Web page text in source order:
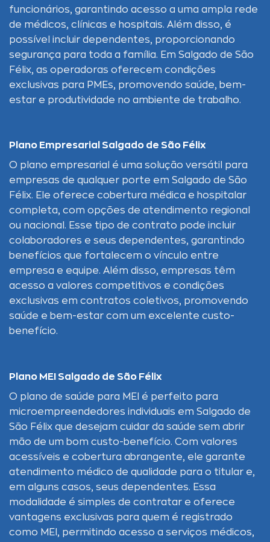
funcionários, garantindo acesso a uma ampla rede
de médicos, clínicas e hospitais. Além disso, é
possível incluir dependentes, proporcionando
segurança para toda a família. Em Salgado de São
Félix, as operadoras oferecem condições
exclusivas para PMEs, promovendo saúde, bem-
estar e produtividade no ambiente de trabalho.
Plano Empresarial Salgado de São Félix
O plano empresarial é uma solução versátil para
empresas de qualquer porte em Salgado de São
Félix. Ele oferece cobertura médica e hospitalar
completa, com opções de atendimento regional
ou nacional. Esse tipo de contrato pode incluir
colaboradores e seus dependentes, garantindo
benefícios que fortalecem o vínculo entre
empresa e equipe. Além disso, empresas têm
acesso a valores competitivos e condições
exclusivas em contratos coletivos, promovendo
saúde e bem-estar com um excelente custo-
benefício.
Plano MEI Salgado de São Félix
O plano de saúde para MEI é perfeito para
microempreendedores individuais em Salgado de
São Félix que desejam cuidar da saúde sem abrir
mão de um bom custo-benefício. Com valores
acessíveis e cobertura abrangente, ele garante
atendimento médico de qualidade para o titular e,
em alguns casos, seus dependentes. Essa
modalidade é simples de contratar e oferece
vantagens exclusivas para quem é registrado
como MEI, permitindo acesso a serviços médicos,